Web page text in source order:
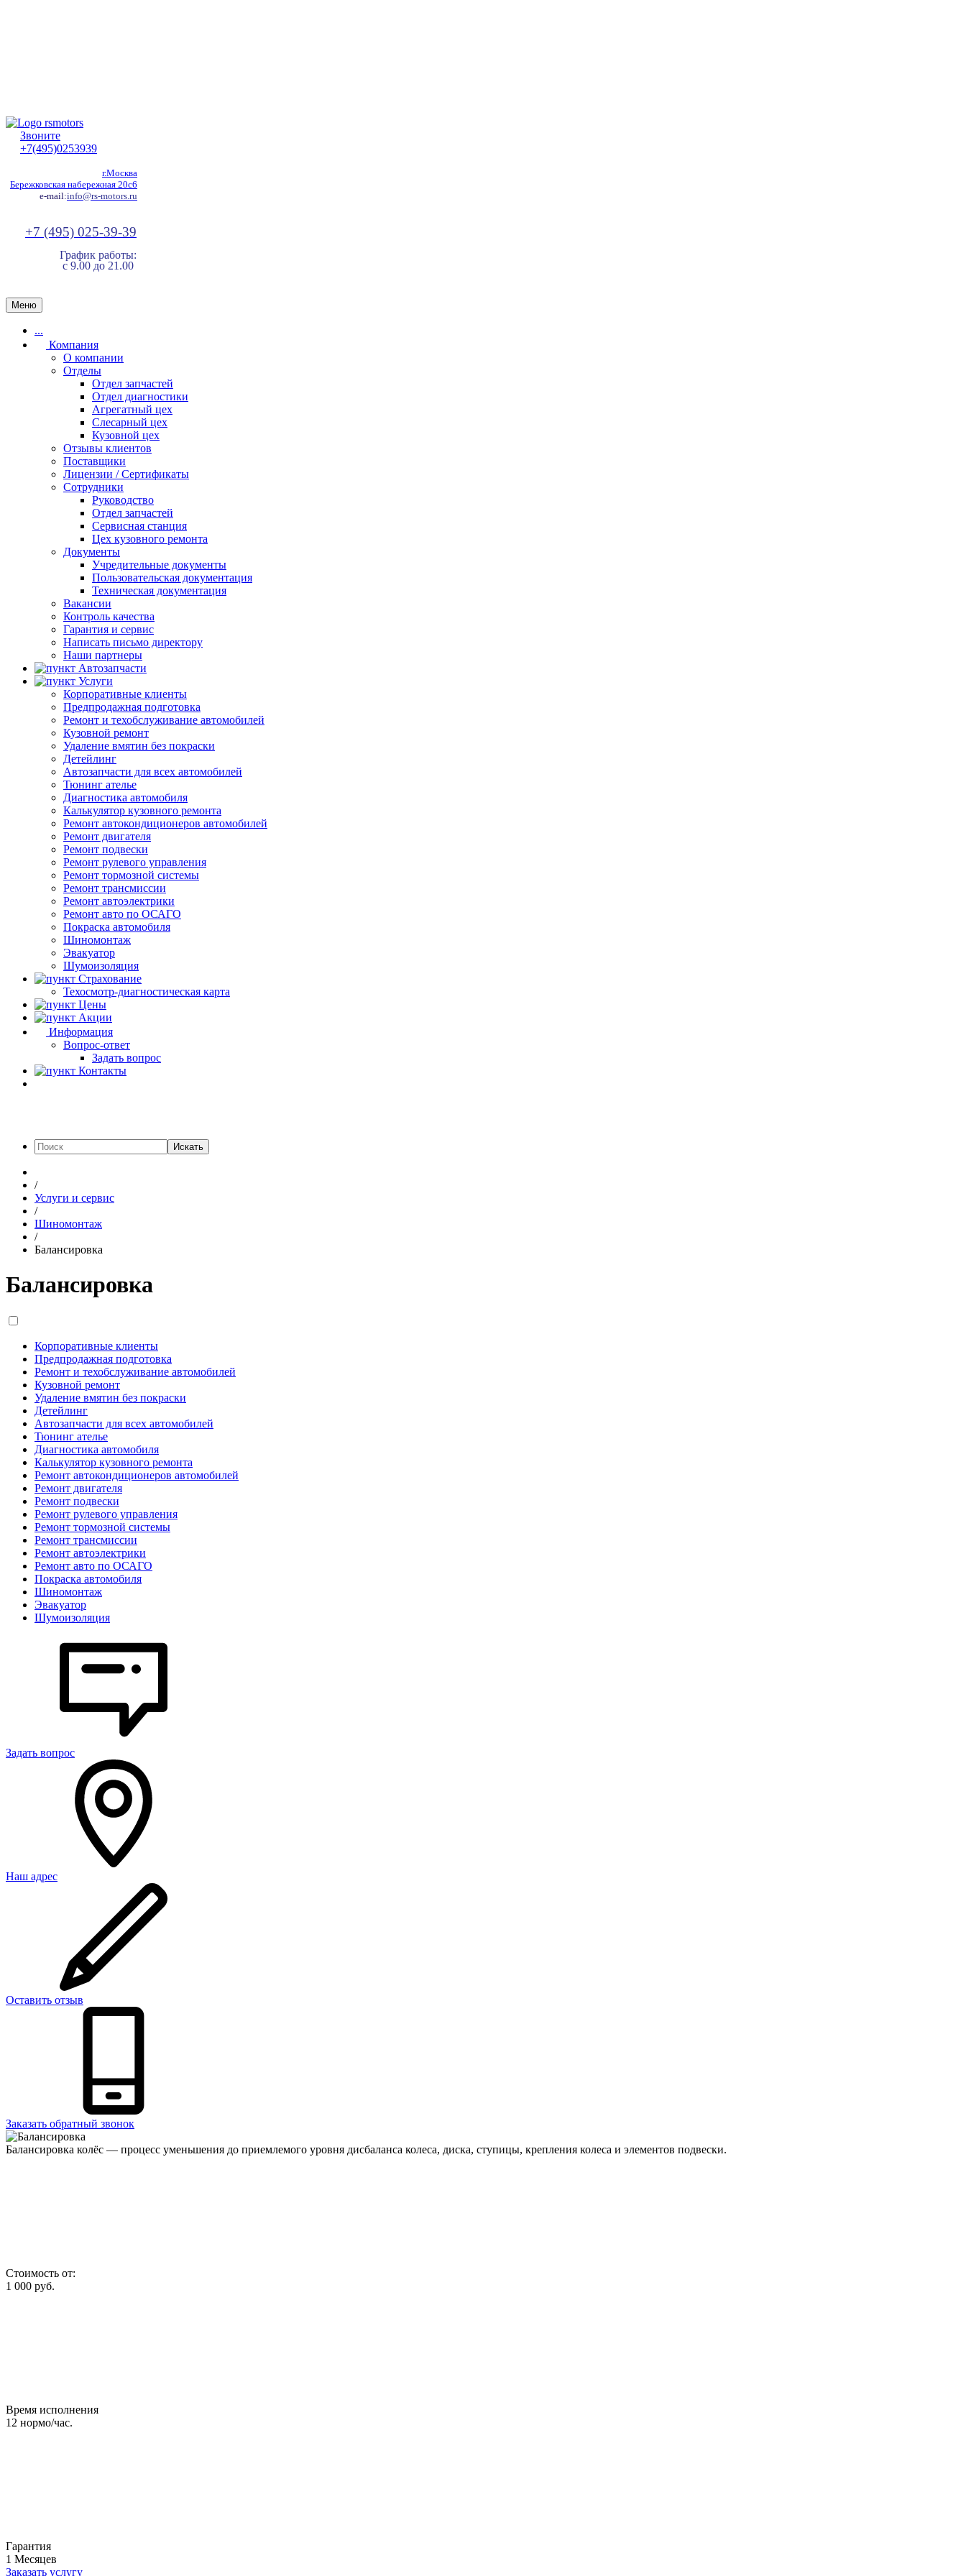
Звоните
+7(495)0253939
г.Москва
Бережковская набережная 20с6
e-mail:info@rs-motors.ru
+7 (495) 025-39-39
График работы:
с 9.00 до 21.00
Меню
...
Компания
О компании
Отделы
Отдел запчастей
Отдел диагностики
Агрегатный цех
Слесарный цех
Кузовной цех
Отзывы клиентов
Поставщики
Лицензии / Сертификаты
Сотрудники
Руководство
Отдел запчастей
Сервисная станция
Цех кузовного ремонта
Документы
Учредительные документы
Пользовательская документация
Техническая документация
Вакансии
Контроль качества
Гарантия и сервис
Написать письмо директору
Наши партнеры
Автозапчасти
Услуги
Корпоративные клиенты
Предпродажная подготовка
Ремонт и техобслуживание автомобилей
Кузовной ремонт
Удаление вмятин без покраски
Детейлинг
Автозапчасти для всех автомобилей
Тюнинг ателье
Диагностика автомобиля
Калькулятор кузовного ремонта
Ремонт автокондиционеров автомобилей
Ремонт двигателя
Ремонт подвески
Ремонт рулевого управления
Ремонт тормозной системы
Ремонт трансмиссии
Ремонт автоэлектрики
Ремонт авто по ОСАГО
Покраска автомобиля
Шиномонтаж
Эвакуатор
Шумоизоляция
Страхование
Техосмотр-диагностическая карта
Цены
Акции
Информация
Вопрос-ответ
Задать вопрос
Контакты
Искать
/
Услуги и сервис
/
Шиномонтаж
/
Балансировка
Балансировка
Корпоративные клиенты
Предпродажная подготовка
Ремонт и техобслуживание автомобилей
Кузовной ремонт
Удаление вмятин без покраски
Детейлинг
Автозапчасти для всех автомобилей
Тюнинг ателье
Диагностика автомобиля
Калькулятор кузовного ремонта
Ремонт автокондиционеров автомобилей
Ремонт двигателя
Ремонт подвески
Ремонт рулевого управления
Ремонт тормозной системы
Ремонт трансмиссии
Ремонт автоэлектрики
Ремонт авто по ОСАГО
Покраска автомобиля
Шиномонтаж
Эвакуатор
Шумоизоляция
Задать вопрос
Наш адрес
Оставить отзыв
Заказать обратный звонок
Балансировка колёс — процесс уменьшения до приемлемого уровня дисбаланса колеса, диска, ступицы, крепления колеса и элементов подвески.
Стоимость от:
1 000 руб.
Время исполнения
12 нормо/час.
Гарантия
1 Месяцев
Заказать услугу